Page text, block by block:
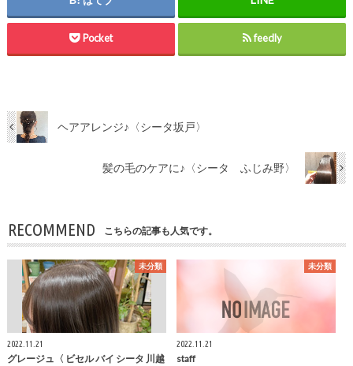
Pocket feedly
ヘアアレンジ♪〈シータ坂戸〉
髪の毛のケアに♪〈シータ ふじみ野〉
RECOMMEND こちらの記事も人気です。
未分類
2022.11.21
グレージュ〈 ビセル バイ シータ 川越
未分類
2022.11.21
staff